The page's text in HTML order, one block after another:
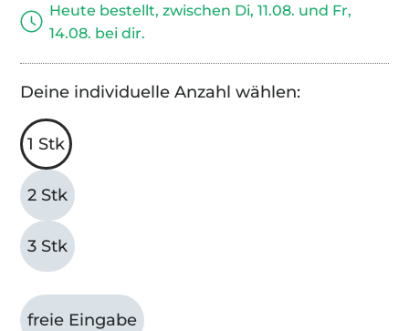
Heute bestellt, zwischen Di, 11.08. und Fr,
14.08. bei dir.
Deine individuelle Anzahl wählen:
1 Stk
2 Stk
3 Stk
freie Eingabe